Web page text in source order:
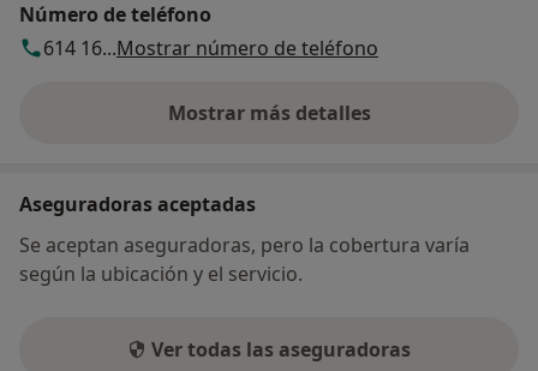
Número de teléfono
614 16...Mostrar número de teléfono
Mostrar más detalles
sobre la dirección
Aseguradoras aceptadas
Se aceptan aseguradoras, pero la cobertura varía
según la ubicación y el servicio.
Ver todas las aseguradoras